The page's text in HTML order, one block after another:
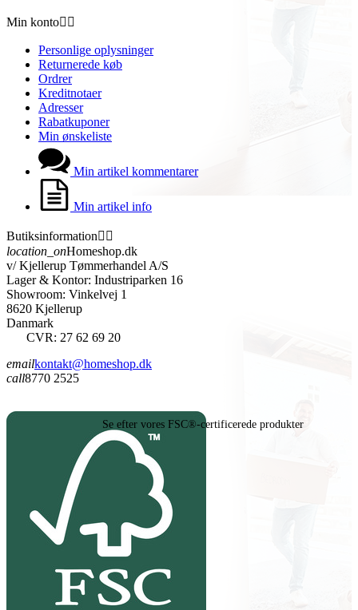
Min konto 
Personlige oplysninger
Returnerede køb
Ordrer
Kreditnotaer
Adresser
Rabatkuponer
Min ønskeliste
Min artikel kommentarer
Min artikel info
Butiksinformation 
location_onHomeshop.dk
v/ Kjellerup Tømmerhandel A/S
Lager & Kontor: Industriparken 16
Showroom: Vinkelvej 1
8620 Kjellerup
Danmark
CVR: 27 62 69 20
emailkontakt@homeshop.dk
call8770 2525
Se efter vores FSC®-certificerede produkter